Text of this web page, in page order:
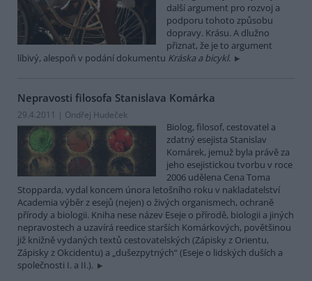
další argument pro rozvoj a
podporu tohoto způsobu
dopravy. Krásu. A dlužno
přiznat, že je to argument
líbivý, alespoň v podání dokumentu Kráska a bicykl.
Nepravosti filosofa Stanislava Komárka
29.4.2011 | Ondřej Hudeček
Biolog, filosof, cestovatel a
zdatný esejista Stanislav
Komárek, jemuž byla právě za
jeho esejistickou tvorbu v roce
2006 udělena Cena Toma
Stopparda, vydal koncem února letošního roku v nakladatelství
Academia výběr z esejů (nejen) o živých organismech, ochraně
přírody a biologii. Kniha nese název Eseje o přírodě, biologii a jiných
nepravostech a uzavírá reedice starších Komárkových, povětšinou
již knižně vydaných textů cestovatelských (Zápisky z Orientu,
Zápisky z Okcidentu) a „dušezpytných“ (Eseje o lidských duších a
společnosti I. a II.).